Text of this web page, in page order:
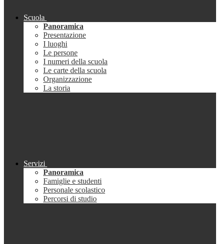
Scuola
Panoramica
Presentazione
I luoghi
Le persone
I numeri della scuola
Le carte della scuola
Organizzazione
La storia
Servizi
Panoramica
Famiglie e studenti
Personale scolastico
Percorsi di studio